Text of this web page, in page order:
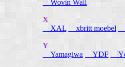
Wovin Wall
X
XAL
xbritt moebel
Y
Yamagiwa
YDF